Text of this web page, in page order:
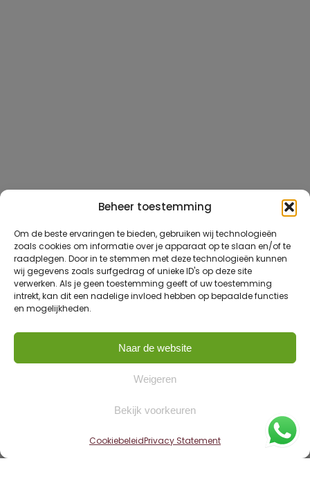
Beheer toestemming
Om de beste ervaringen te bieden, gebruiken wij technologieën
zoals cookies om informatie over je apparaat op te slaan en/of te
raadplegen. Door in te stemmen met deze technologieën kunnen
wij gegevens zoals surfgedrag of unieke ID's op deze site
verwerken. Als je geen toestemming geeft of uw toestemming
intrekt, kan dit een nadelige invloed hebben op bepaalde functies
en mogelijkheden.
Naar de website
Weigeren
Bekijk voorkeuren
CookiebeleidPrivacy Statement
Woningen»Leeuwarden – Jan Lievensstraat 50